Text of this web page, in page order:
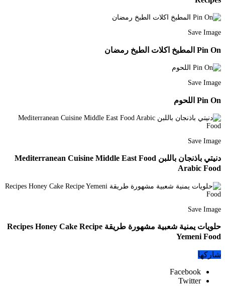
Save Image
Pin On المطبخ اكلات الطبخ رمضان
Save Image
Pin On اللحوم
Save Image
دنيتي باذنجان باللبن Mediterranean Cuisine Middle East Food
Arabic Food
Save Image
حلويات يمنية شعبية مشهورة طريقة Recipes Honey Cake Recipe
Yemeni Food
شاركها
Facebook
Twitter